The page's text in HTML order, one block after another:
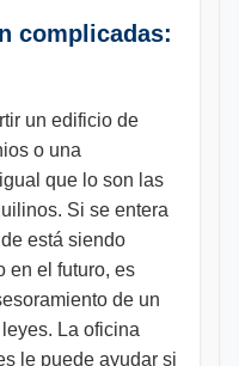
complicadas:
un edificio de
o una
que lo son las
Si se entera
está siendo
en el futuro, es
de un
La oficina
le puede ayudar si